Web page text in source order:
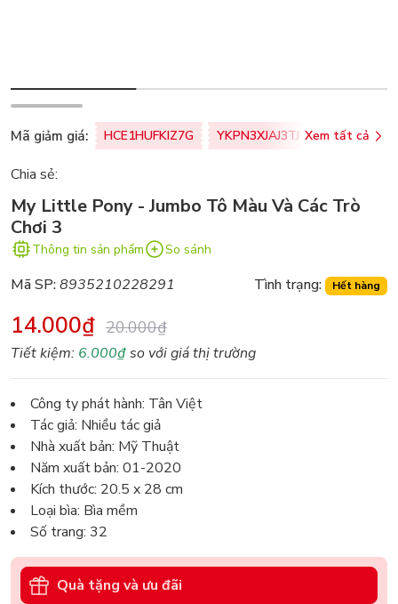
Mã giảm giá: HCE1HUFKIZ7G YKPN3XJAJ3TJ Xem tất cả
Chia sẻ:
My Little Pony - Jumbo Tô Màu Và Các Trò
Chơi 3
Thông tin sản phẩm So sánh
Mã SP:8935210228291 Tình trạng: Hết hàng
14.000₫ 20.000₫
Tiết kiệm: 6.000₫so với giá thị trường
Công ty phát hành: Tân Việt
Tác giả: Nhiều tác giả
Nhà xuất bản: Mỹ Thuật
Năm xuất bản: 01-2020
Kích thước: 20.5 x 28 cm
Loại bìa: Bìa mềm
Số trang: 32
Quà tặng và ưu đãi